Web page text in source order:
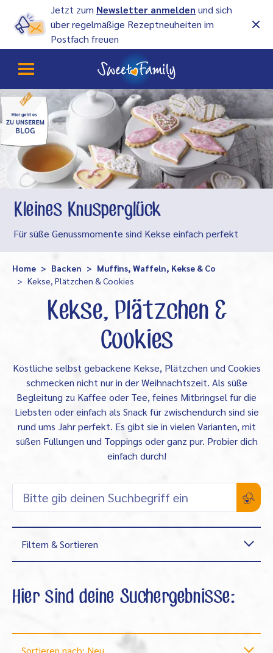
Jetzt zum Newsletter anmelden und sich
über regelmäßige Rezeptneuheiten im
Postfach freuen
Kleines Knusperglück
Für süße Genussmomente sind Kekse einfach perfekt
Home Backen
Muffins, Waffeln, Kekse & Co
Kekse, Plätzchen & Cookies
Kekse, Plätzchen &
Cookies
Köstliche selbst gebackene Kekse, Plätzchen und Cookies
schmecken nicht nur in der Weihnachtszeit. Als süße
Begleitung zu Kaffee oder Tee, feines Mitbringsel für die
Liebsten oder einfach als Snack für zwischendurch sind sie
rund ums Jahr perfekt. Es gibt sie in vielen Varianten, mit
süßen Füllungen und Toppings oder ganz pur. Probier dich
einfach durch!
Filtern & Sortieren
Hier sind deine Suchergebnisse: